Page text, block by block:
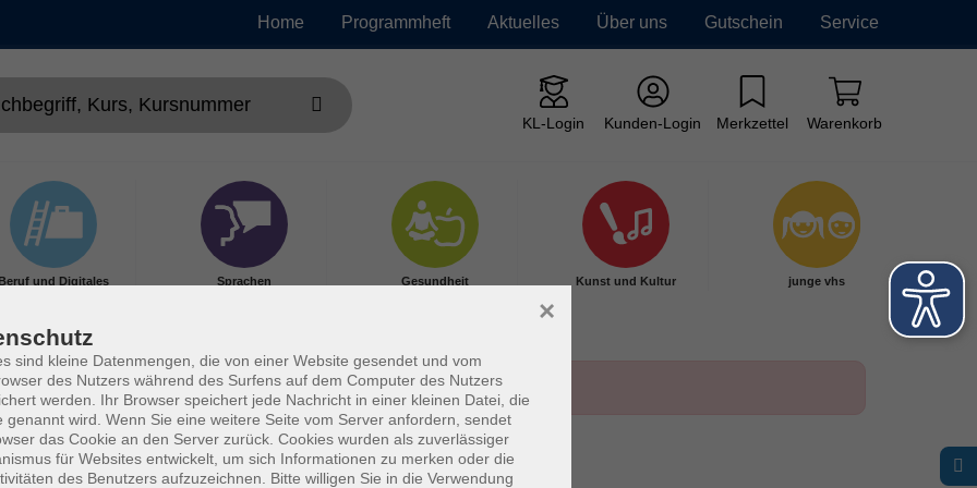
Home Programmheft Aktuelles Über uns Gutschein Service
KL-Login Kunden-Login Merkzettel Warenkorb
Beruf und Digitales Sprachen Gesundheit Kunst und Kultur junge vhs
sind kleine Datenmengen, die von einer Website gesendet und vom
des Nutzers während des Surfens auf dem Computer des Nutzers
werden. Ihr Browser speichert jede Nachricht in einer kleinen Datei, die
genannt wird. Wenn Sie eine weitere Seite vom Server anfordern, sendet
das Cookie an den Server zurück. Cookies wurden als zuverlässiger
für Websites entwickelt, um sich Informationen zu merken oder die
des Benutzers aufzuzeichnen. Bitte willigen Sie in die Verwendung
×